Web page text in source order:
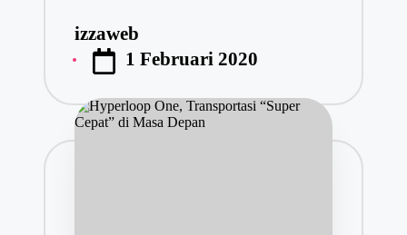
Posted
by
izzaweb
1 Februari 2020